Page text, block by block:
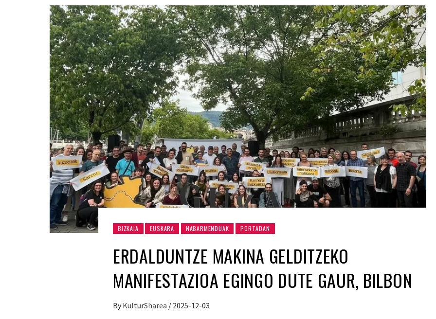
BIZKAIA EUSKARA NABARMENDUAK PORTADAN
ERDALDUNTZE MAKINA GELDITZEKO
MANIFESTAZIOA EGINGO DUTE GAUR, BILBON
By KulturSharea / 2025-12-03